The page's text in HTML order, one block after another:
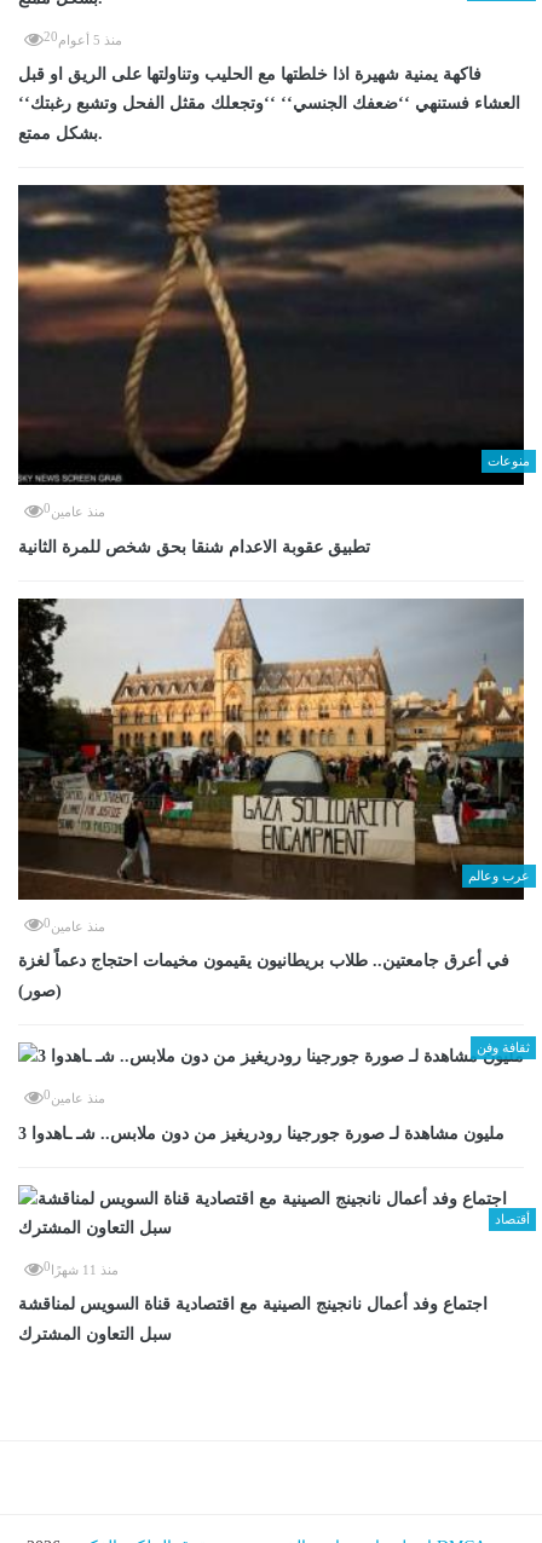
منذ 5 أعوام 20
فاكهة يمنية شهيرة اذا خلطتها مع الحليب وتناولتها على الريق او قبل
العشاء فستنهي ‘‘ضعفك الجنسي‘‘ ‘‘وتجعلك مقثل الفحل وتشبع رغبتك‘‘
بشكل ممتع.
منوعات
منذ عامين0
تطبيق عقوبة الاعدام شنقا بحق شخص للمرة الثانية
عرب وعالم
منذ عامين0
في أعرق جامعتين.. طلاب بريطانيون يقيمون مخيمات احتجاج دعماً لغزة
(صور)
ثقافة وفن
منذ عامين0
3 مليون مشاهدة لـ صورة جورجينا رودريغيز من دون ملابس.. شـ ـاهدوا
أقتصاد
منذ 11 شهرًا 0
اجتماع وفد أعمال نانجينج الصينية مع اقتصادية قناة السويس لمناقشة
سبل التعاون المشترك